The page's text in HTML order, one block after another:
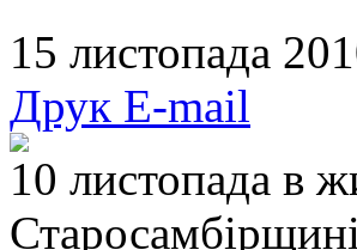
15 листопада
Друк E-mail
10 листопада в